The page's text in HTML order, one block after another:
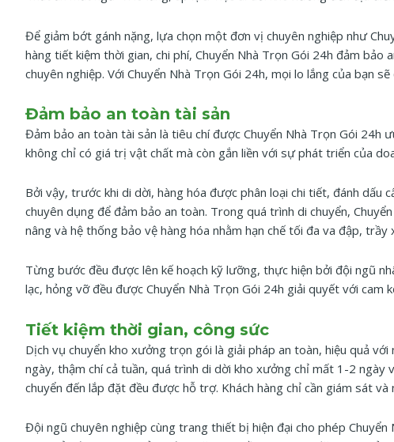
Để giảm bớt gánh nặng, lựa chọn một đơn vị chuyên nghiệp như
hàng tiết kiệm thời gian, chi phí, Chuyển Nhà Trọn Gói 24h đảm
chuyên nghiệp. Với Chuyển Nhà Trọn Gói 24h, mọi lo lắng của bạn
Đảm bảo an toàn tài sản
Đảm bảo an toàn tài sản là tiêu chí được Chuyển Nhà Trọn Gói 24h
không chỉ có giá trị vật chất mà còn gắn liền với sự phát triển của
Bởi vậy, trước khi di dời, hàng hóa được phân loại chi tiết, đánh
chuyên dụng để đảm bảo an toàn. Trong quá trình di chuyển,
nâng và hệ thống bảo vệ hàng hóa nhằm hạn chế tối đa va đập, trầy
Từng bước đều được lên kế hoạch kỹ lưỡng, thực hiện bởi đội ngũ
lạc, hỏng vỡ đều được Chuyển Nhà Trọn Gói 24h giải quyết với
Tiết kiệm thời gian, công sức
Dịch vụ chuyển kho xưởng trọn gói là giải pháp an toàn, hiệu quả
ngày, thậm chí cả tuần, quá trình di dời kho xưởng chỉ mất 1-2
chuyển đến lắp đặt đều được hỗ trợ. Khách hàng chỉ cần giám sát và
Đội ngũ chuyên nghiệp cùng trang thiết bị hiện đại cho phép